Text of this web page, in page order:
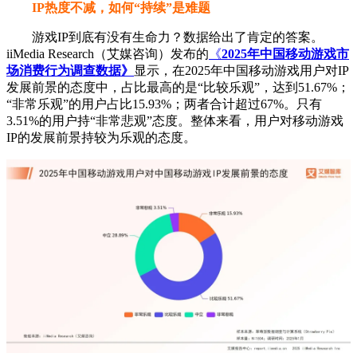
IP热度不减，如何“持续”是难题
游戏IP到底有没有生命力？数据给出了肯定的答案。
iiMedia Research（艾媒咨询）发布的 《2025年中国移动游戏市
场消费行为调查数据》 显示，在2025年中国移动游戏用户对IP
发展前景的态度中，占比最高的是“比较乐观”，达到51.67%；
“非常乐观”的用户占比15.93%；两者合计超过67%。只有
3.51%的用户持“非常悲观”态度。整体来看，用户对移动游戏
IP的发展前景持较为乐观的态度。